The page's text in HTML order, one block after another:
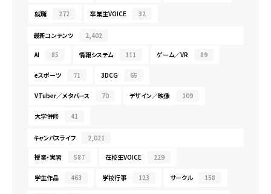
就職 272 卒業生VOICE 32
最新コンテンツ 2,402
AI 85 情報システム 111 ゲーム／VR 89
eスポーツ 71 3DCG 65
VTuber／メタバース 70 デザイン／映像 109
大学併修 41
キャンパスライフ 2,021
授業・実習 587 在校生VOICE 229
学生作品 463 学校行事 123 サークル 158